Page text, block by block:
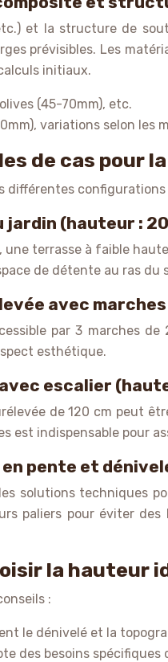
et la structure de
prévisibles. Les
initiaux.
(45-70mm), etc.
variations selon les
de cas pour
jardin (hauteur :
terrasse à faible
de détente au ras du
avec
par 3 marches
esthétique.
escalier
de 120 cm peut
est indispensable pour
pente et
solutions techniques
paliers pour éviter
la hauteur
:
le dénivelé et la
des besoins